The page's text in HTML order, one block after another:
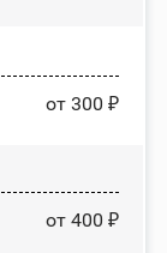
от 300 ₽
от 400 ₽